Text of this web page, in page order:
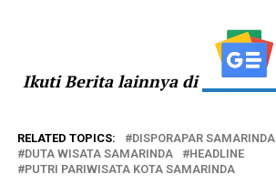
Ikuti Berita lainnya di
RELATED TOPICS:
DISPORAPAR SAMARINDA
DUTA WISATA SAMARINDA
HEADLINE
PUTRI PARIWISATA KOTA SAMARINDA